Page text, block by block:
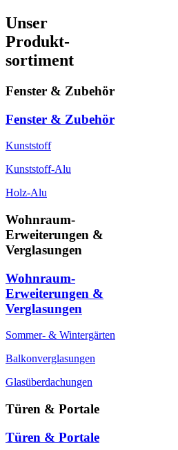
Unser
Produkt-
sortiment
Fenster & Zubehör
Fenster & Zubehör
Kunststoff
Kunststoff-Alu
Holz-Alu
Wohnraum-
Erweiterungen &
Verglasungen
Wohnraum-
Erweiterungen &
Verglasungen
Sommer- & Wintergärten
Balkonverglasungen
Glasüberdachungen
Türen & Portale
Türen & Portale